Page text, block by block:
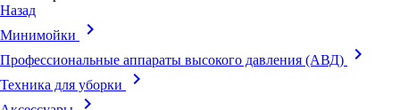
Назад
Минимойки
keyboard_arrow_right
Профессиональные аппараты высокого давления (АВД) keyboard_arrow_right
Техника для уборки keyboard_arrow_right
keyboard_arrow_right